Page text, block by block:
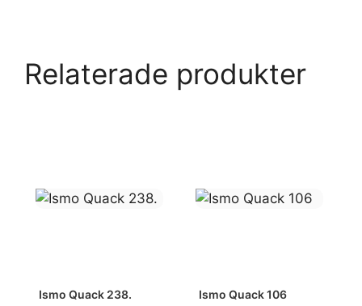
Relaterade produkter
Ismo Quack 238. Ismo Quack 106